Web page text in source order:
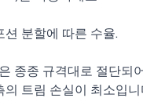
션 분할에 따른 수율.
종종 규격대로 절단되
의 트림 손실이 최소입니